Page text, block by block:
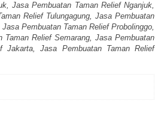
Jasa Pembuatan Taman Relief Nganjuk,
Relief Tulungagung, Jasa Pembuatan
Pembuatan Taman Relief Probolinggo,
Relief Semarang, Jasa Pembuatan
Jakarta, Jasa Pembuatan Taman Relief